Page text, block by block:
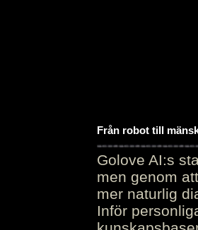
Från robot till
Golove AI:s
men genom
mer naturlig
Inför